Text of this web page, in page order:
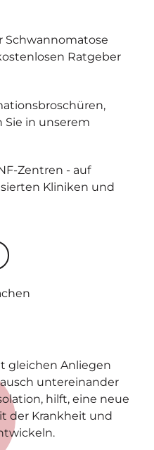
Schwannomatose
Ratgeber
Sie in unserem
Zentren - auf
Kliniken und
gleichen Anliegen
untereinander
hilft, eine neue
der Krankheit und